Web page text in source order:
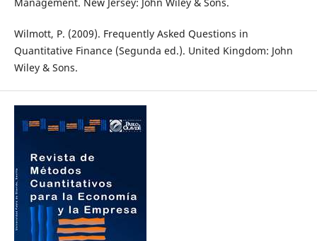
Wilmott, P. (2009). Frequently Asked Questions in
Quantitative Finance (Segunda ed.). United Kingdom: John
Wiley & Sons.